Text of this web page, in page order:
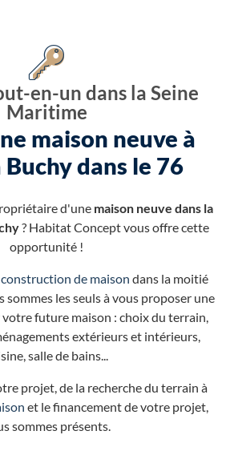
en-un dans la Seine
Maritime
maison neuve à
dans le 76
d'une maison neuve dans la
? Habitat Concept vous offre cette
opportunité !
construction de maison dans la moitié
sommes les seuls à vous proposer une
future maison : choix du terrain,
extérieurs et intérieurs,
salle de bains...
projet, de la recherche du terrain à
et le financement de votre projet,
sommes présents.